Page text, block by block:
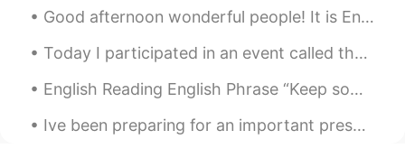
Wow ! Lo prepararás tú mismo? 😯 ya se
me antojó 🙈
Keith Fletcher 2020.10.18 16:57
@Vero I hope so!
Good afternoon wonderful people! It is English practice time. Send me a message if you want to p...
Today I participated in an event called the Kittatinny Roundtable where all of the hawk watches i...
English Reading English Phrase “Keep something in perspective” >to be realistic, calm and rati...
Ive been preparing for an important presentation next month for my PhD so haven't checked here mu...